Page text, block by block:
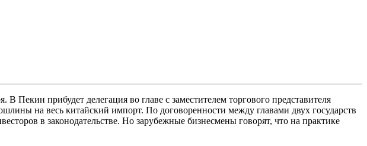
прибудет делегация во главе с заместителем торгового представителя
на весь китайский импорт. По договоренности между главами двух государств
в законодательстве. Но зарубежные бизнесмены говорят, что на практике